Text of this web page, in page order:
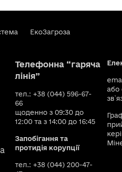
ЕкоЗагроза
Телефонна “гаряча
лінія”
тел.: +38 (044) 596-67-
66
щоденно з 09:30 до
12:00 та з 14:00 до 16:45
Запобігання та
протидія корупції
тел.: +38 (044) 200-47-
або